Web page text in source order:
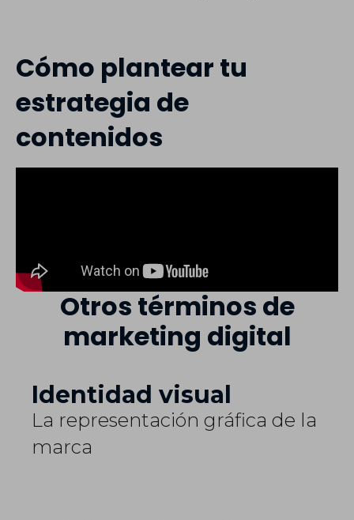
Cómo plantear tu
estrategia de
contenidos
Otros términos de
marketing digital
Identidad visual
La representación gráfica de la
marca